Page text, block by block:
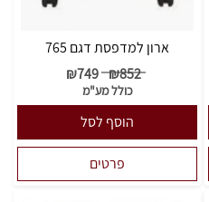
ארון למדפסת דגם 765
₪852
₪749
כולל מע"מ
הוסף לסל
פרטים